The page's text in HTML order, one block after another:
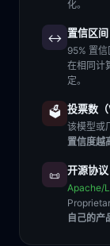
化。
↔️ 置信区
95% 置
在相同计
定。
🗳️ 投票数
该模型或
置信度越
📜 开源协议
Apache/
自己的产